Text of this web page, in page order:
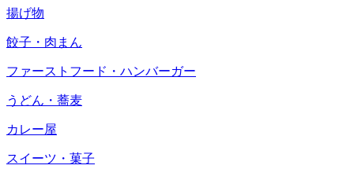
揚げ物
餃子・肉まん
ファーストフード・ハンバーガー
うどん・蕎麦
カレー屋
スイーツ・菓子